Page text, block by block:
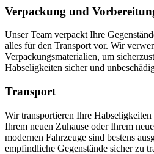
Verpackung und
Unser Team verpackt Ihre
alles für den Transport vor. Wir
Verpackungsmaterialien, um
Habseligkeiten sicher und
Transport
Wir transportieren Ihre
Ihrem neuen Zuhause oder Ihrem
modernen Fahrzeuge sind bestens
empfindliche Gegenstände sicher zu